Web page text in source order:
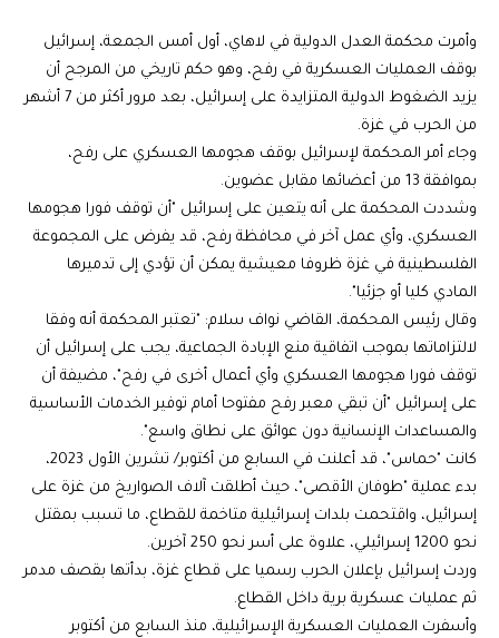
وأمرت محكمة العدل الدولية في لاهاي، أول أمس الجمعة، إسرائيل
بوقف العمليات العسكرية في رفح، وهو حكم تاريخي من المرجح أن
يزيد الضغوط الدولية المتزايدة على إسرائيل، بعد مرور أكثر من 7 أشهر
من الحرب في غزة.
وجاء أمر المحكمة لإسرائيل بوقف هجومها العسكري على رفح،
بموافقة 13 من أعضائها مقابل عضوين.
وشددت المحكمة على أنه يتعين على إسرائيل "أن توقف فورا هجومها
العسكري، وأي عمل آخر في محافظة رفح، قد يفرض على المجموعة
الفلسطينية في غزة ظروفا معيشية يمكن أن تؤدي إلى تدميرها
المادي كليا أو جزئيا".
وقال رئيس المحكمة، القاضي نواف سلام: "تعتبر المحكمة أنه وفقا
لالتزاماتها بموجب اتفاقية منع الإبادة الجماعية، يجب على إسرائيل أن
توقف فورا هجومها العسكري وأي أعمال أخرى في رفح"، مضيفة أن
على إسرائيل "أن تبقي معبر رفح مفتوحا أمام توفير الخدمات الأساسية
والمساعدات الإنسانية دون عوائق على نطاق واسع".
كانت "حماس"، قد أعلنت في السابع من أكتوبر/ تشرين الأول 2023،
بدء عملية "طوفان الأقصى"، حيث أطلقت آلاف الصواريخ من غزة على
إسرائيل، واقتحمت بلدات إسرائيلية متاخمة للقطاع، ما تسبب بمقتل
نحو 1200 إسرائيلي، علاوة على أسر نحو 250 آخرين.
وردت إسرائيل بإعلان الحرب رسميا على قطاع غزة، بدأتها بقصف مدمر
ثم عمليات عسكرية برية داخل القطاع.
وأسفرت العمليات العسكرية الإسرائيلية، منذ السابع من أكتوبر